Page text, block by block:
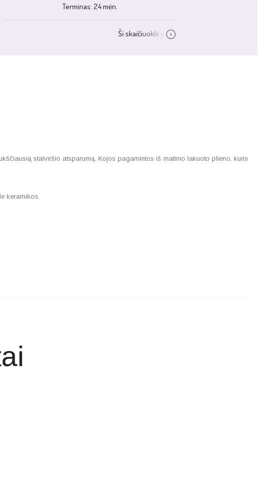
stalviršio atsparumą. Kojos pagamintos iš matinio lakuoto plieno, kuris
keramikos.